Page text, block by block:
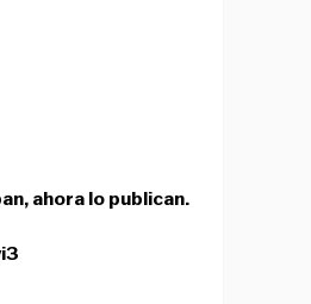
ahora lo publican.